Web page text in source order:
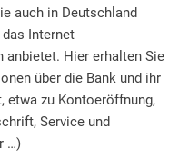
auch in Deutschland
Internet
anbietet. Hier erhalten Sie
über die Bank und ihr
etwa zu Kontoeröffnung,
Service und
…)